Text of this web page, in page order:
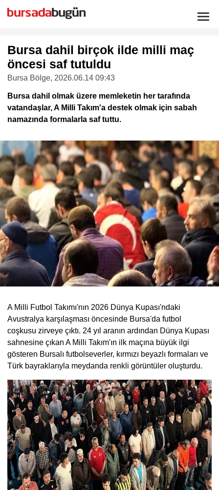
Bursa dahil birçok ilde milli maç
öncesi saf tutuldu
Bursa Bölge, 2026.06.14 09:43
Bursa dahil olmak üzere memleketin her tarafında
vatandaşlar, A Milli Takım'a destek olmak için sabah
namazında formalarla saf tuttu.
A Milli Futbol Takımı'nın 2026 Dünya Kupası'ndaki
Avustralya karşılaşması öncesinde Bursa'da futbol
coşkusu zirveye çıktı. 24 yıl aranın ardından Dünya Kupası
sahnesine çıkan A Milli Takım'ın ilk maçına büyük ilgi
gösteren Bursalı futbolseverler, kırmızı beyazlı formaları ve
Türk bayraklarıyla meydanda renkli görüntüler oluşturdu.